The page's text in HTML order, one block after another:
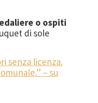
o ospiti
di sole
senza licenza.
– su